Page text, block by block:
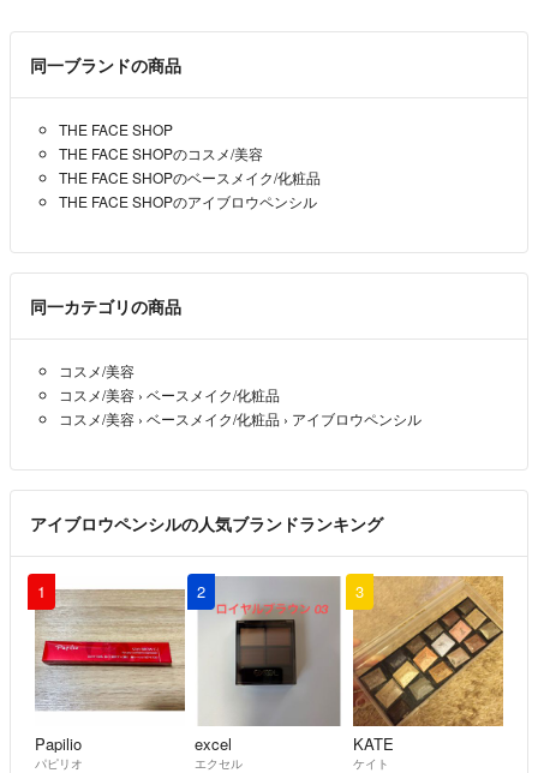
同一ブランドの商品
THE FACE SHOP
THE FACE SHOPのコスメ/美容
THE FACE SHOPのベースメイク/化粧品
THE FACE SHOPのアイブロウペンシル
同一カテゴリの商品
コスメ/美容
コスメ/美容 › ベースメイク/化粧品
コスメ/美容 › ベースメイク/化粧品 › アイブロウペンシル
アイブロウペンシルの人気ブランドランキング
1
Papilio
パピリオ
2
excel
エクセル
3
KATE
ケイト